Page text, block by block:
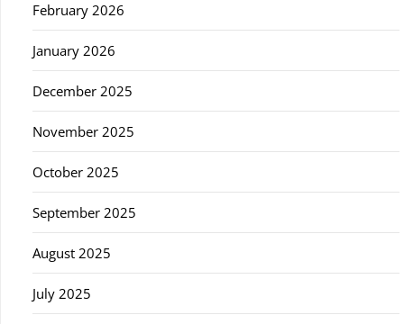
February 2026
January 2026
December 2025
November 2025
October 2025
September 2025
August 2025
July 2025